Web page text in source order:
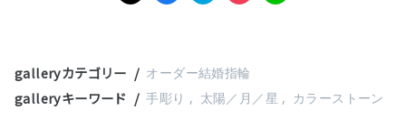
galleryカテゴリー オーダー結婚指輪
galleryキーワード 手彫り 太陽／月／星 カラーストーン